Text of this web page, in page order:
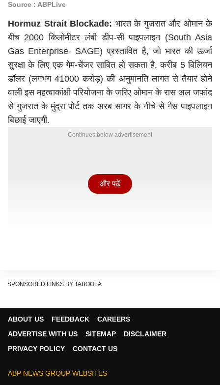
Source : ABPLive
Hormuz Strait Blockade: भारत के गुजरात और ओमान के
बीच 2000 किलोमीटर लंबी डीप-सी पाइपलाइन (South Asia
Gas Enterprise- SAGE) प्रस्तावित है, जो भारत की ऊर्जा
सुरक्षा के लिए एक गेम-चेंजर साबित हो सकता है. करीब 5 बिलियन
डॉलर (लगभग 41000 करोड़) की अनुमानति लागत से तैयार होने
वाली इस महत्वाकांक्षी परियोजना के जरिए ओमान के रास अल जफांद
से गुजरात के मुंद्रा पोर्ट तक अरब सागर के नीचे से गैस पाइपलाइन
बिछाई जाएगी.
Continues below advertisement
यह गैस पाइपलाइन समुद्र की सतह से 3400 मीटर (3.4
और पढ़ें
SPONSORED LINKS BY TABOOLA
ABOUT US FEEDBACK
CAREERS
ADVERTISE WITH US
SITEMAP
DISCLAIMER
PRIVACY POLICY
CONTACT US
ABP NEWS GROUP WEBSITES